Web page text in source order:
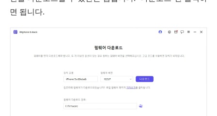
면 됩니다.